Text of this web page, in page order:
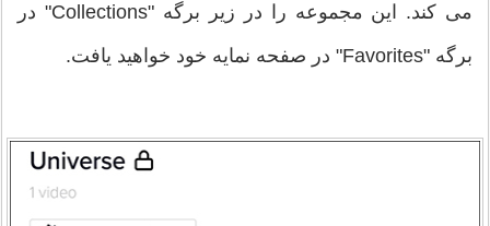
می کند. این مجموعه را در زیر برگه "Collections" در
برگه "Favorites" در صفحه نمایه خود خواهید یافت.